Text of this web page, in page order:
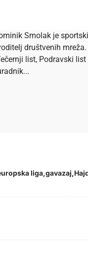
Smolak je
društvenih
list, Podravski
liga gavazaj